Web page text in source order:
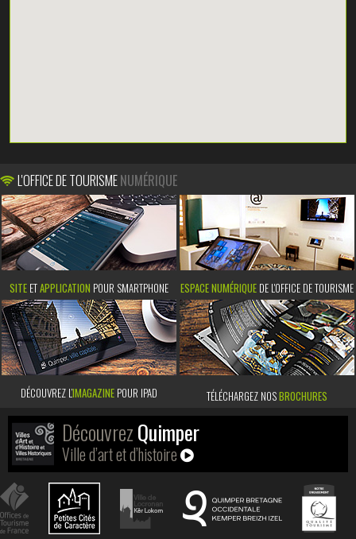
L'OFFICE DE TOURISMENUMÉRIQUE
SITE ETAPPLICATION POUR SMARTPHONE ESPACE NUMÉRIQUE DE L'OFFICE DE TOURISME
DÉCOUVREZ L’IMAGAZINE POUR IPAD TÉLÉCHARGEZ NOSBROCHURES
DécouvrezQuimper
Ville d’art et d’histoire